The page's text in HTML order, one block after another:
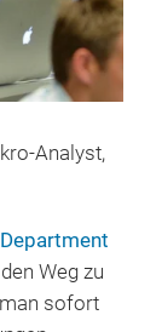
Analyst,
Department
Weg zu
sofort